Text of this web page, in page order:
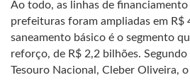
Ao todo, as linhas de financiamento
prefeituras foram ampliadas em R$
saneamento básico é o segmento
reforço, de R$ 2,2 bilhões.
Tesouro Nacional, Cleber Oliveira,